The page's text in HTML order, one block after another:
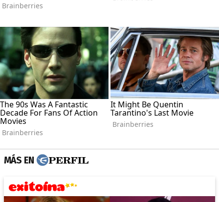
MÁS EN